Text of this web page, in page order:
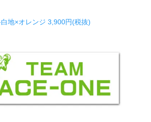
地×オレンジ 3,900円(税抜)